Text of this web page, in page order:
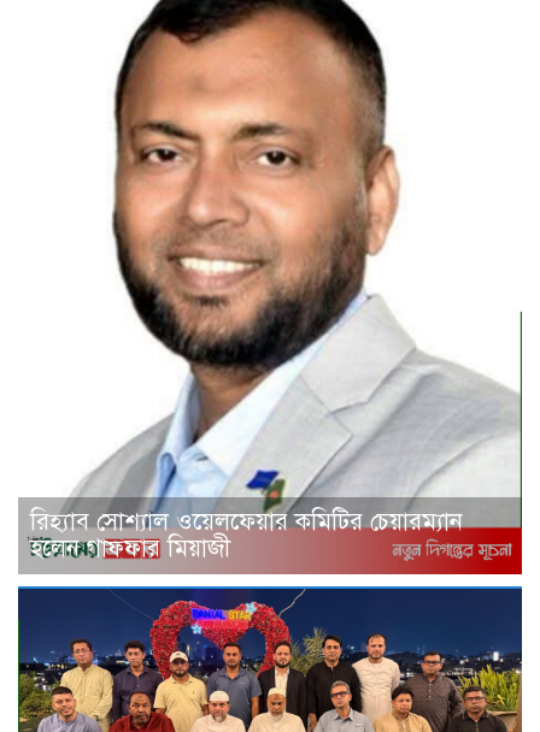
রিহ্যাব সোশ্যাল ওয়েলফেয়ার কমিটির চেয়ারম্যান
হলেন গাফ্ফার মিয়াজী